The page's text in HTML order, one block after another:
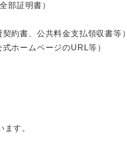
部証明書）
約書、公共料金支払領収書等）
ホームページのURL等）
す。